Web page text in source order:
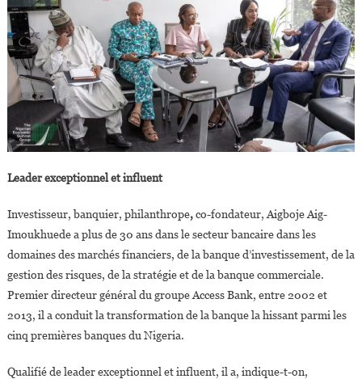
Leader exceptionnel et influent
Investisseur, banquier, philanthrope,co-fondateur, Aigboje Aig-
Imoukhuede a plus de 30 ans dans le secteur bancaire dans les
domaines des marchés financiers, de la banque d’investissement, de la
gestion des risques, de la stratégie et de la banque commerciale.
Premier directeur général du groupe Access Bank, entre 2002 et
2013, il a conduit la transformation de la banque la hissant parmi les
cinq premières banques du Nigeria.
Qualifié de leader exceptionnel et influent, il a, indique-t-on,